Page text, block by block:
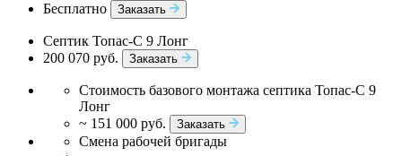
Бесплатно Заказать
Септик Топас-С 9 Лонг
200 070 руб.
Заказать
Стоимость базового монтажа септика Топас-С 9
Лонг
~ 151 000 руб.
Заказать
Смена рабочей бригады